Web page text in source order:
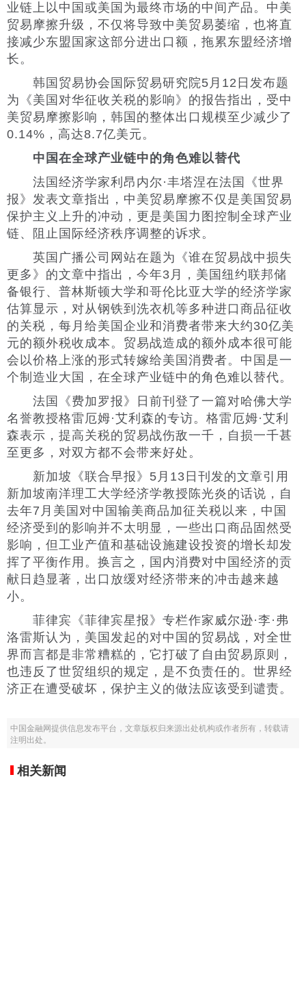
业链上以中国或美国为最终市场的中间产品。中美
贸易摩擦升级，不仅将导致中美贸易萎缩，也将直
接减少东盟国家这部分进出口额，拖累东盟经济增
长。
韩国贸易协会国际贸易研究院5月12日发布题
为《美国对华征收关税的影响》的报告指出，受中
美贸易摩擦影响，韩国的整体出口规模至少减少了
0.14%，高达8.7亿美元。
中国在全球产业链中的角色难以替代
法国经济学家利昂内尔·丰塔涅在法国《世界
报》发表文章指出，中美贸易摩擦不仅是美国贸易
保护主义上升的冲动，更是美国力图控制全球产业
链、阻止国际经济秩序调整的诉求。
英国广播公司网站在题为《谁在贸易战中损失
更多》的文章中指出，今年3月，美国纽约联邦储
备银行、普林斯顿大学和哥伦比亚大学的经济学家
估算显示，对从钢铁到洗衣机等多种进口商品征收
的关税，每月给美国企业和消费者带来大约30亿美
元的额外税收成本。贸易战造成的额外成本很可能
会以价格上涨的形式转嫁给美国消费者。中国是一
个制造业大国，在全球产业链中的角色难以替代。
法国《费加罗报》日前刊登了一篇对哈佛大学
名誉教授格雷厄姆·艾利森的专访。格雷厄姆·艾利
森表示，提高关税的贸易战伤敌一千，自损一千甚
至更多，对双方都不会带来好处。
新加坡《联合早报》5月13日刊发的文章引用
新加坡南洋理工大学经济学教授陈光炎的话说，自
去年7月美国对中国输美商品加征关税以来，中国
经济受到的影响并不太明显，一些出口商品固然受
影响，但工业产值和基础设施建设投资的增长却发
挥了平衡作用。换言之，国内消费对中国经济的贡
献日趋显著，出口放缓对经济带来的冲击越来越
小。
菲律宾《菲律宾星报》专栏作家威尔逊·李·弗
洛雷斯认为，美国发起的对中国的贸易战，对全世
界而言都是非常糟糕的，它打破了自由贸易原则，
也违反了世贸组织的规定，是不负责任的。世界经
济正在遭受破坏，保护主义的做法应该受到谴责。
中国金融网提供信息发布平台，文章版权归来源出处机构或作者所有，转载请
注明出处。
相关新闻